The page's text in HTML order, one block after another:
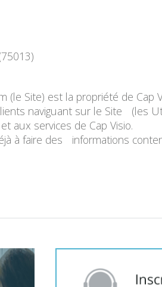
(le Site) est la propriété de Cap
naviguant sur le Site (les
aux services de Cap Visio.
à faire des informations